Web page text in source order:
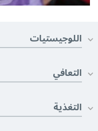
اللوجيستيات
التعافي
التغذية